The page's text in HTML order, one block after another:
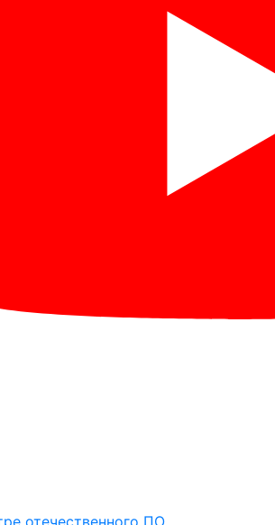
отечественного ПО